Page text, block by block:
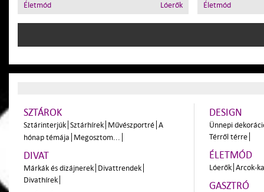
Életmód Lóerők Életmód
SZTÁROK
Sztárinterjúk Sztárhírek Művészportré A
hónap témája Megosztom...
DIVAT
Márkák és dizájnerek Divattrendek
Divathírek
DESIGN
Ünnepi
Térről térre
ÉLETMÓD
Lóerők Arcok-
GASZTRÓ